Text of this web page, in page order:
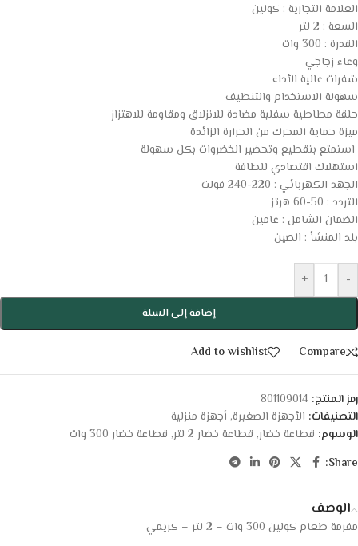
العلامة التجارية : كولين
السعة : 2 لتر
القدرة : 300 وات
وعاء زجاجي
شفرات عالية الأداء
سهولة الاستخدام والتنظيف
حلقة مطاطية سفلية مضادة للانزلاق ومقاومة للاهتزاز
ميزة حماية المحرك من الحرارة الزائدة
استمتع بتقطيع وتحضير الخضروات بكل سهولة
استهلاك اقتصادي للطاقة
الجهد الكهربائي : 220-240 فولت
التردد : 50-60 هرتز
الضمان الشامل : عامين
بلد المنشأ : الصين
-
+
إضافة إلى السلة
Compare
Add to wishlist
رمز المنتج: 801109014
التصنيفات: الأجهزة الصغيرة, أجهزة منزلية
الوسوم: قطاعة خضار, قطاعة خضار 2 لتر , قطاعة خضار 300 وات
Share:
الوصف
مفرمة طعام كولين 300 وات – 2 لتر – كريمي